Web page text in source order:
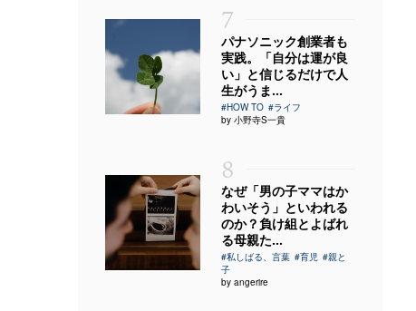
7
パナソニック創業者も
実践。「自分は運が良
い」と信じるだけで人
生がうま...
#HOW TO #ライフ
by 小野寺S一貴
8
なぜ「男の子ママはか
わいそう」といわれる
のか？負け組とよばれ
る母親た...
#私しばる、言葉 #育児 #親と
子
by angerire